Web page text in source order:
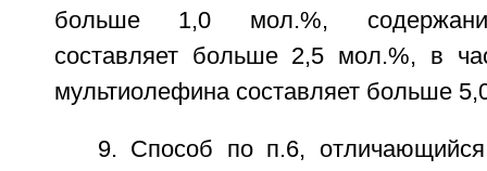
больше 1,0 мол.%,
составляет больше 2,5 мол.%, в
мультиолефина составляет больше
9. Способ по п.6,